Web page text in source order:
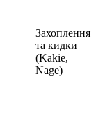
Захоплення
та кидки
(Kakie,
Nage)